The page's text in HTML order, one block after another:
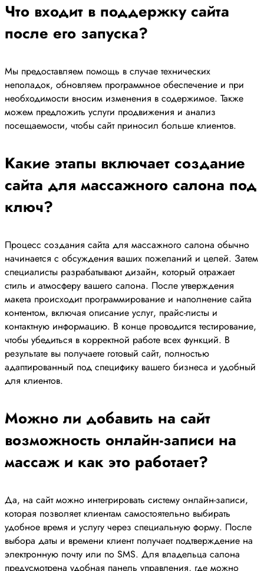
Что входит в поддержку сайта
после его запуска?
Мы предоставляем помощь в случае технических
неполадок, обновляем программное обеспечение и при
необходимости вносим изменения в содержимое. Также
можем предложить услуги продвижения и анализ
посещаемости, чтобы сайт приносил больше клиентов.
Какие этапы включает создание
сайта для массажного салона под
ключ?
Процесс создания сайта для массажного салона обычно
начинается с обсуждения ваших пожеланий и целей. Затем
специалисты разрабатывают дизайн, который отражает
стиль и атмосферу вашего салона. После утверждения
макета происходит программирование и наполнение сайта
контентом, включая описание услуг, прайс-листы и
контактную информацию. В конце проводится тестирование,
чтобы убедиться в корректной работе всех функций. В
результате вы получаете готовый сайт, полностью
адаптированный под специфику вашего бизнеса и удобный
для клиентов.
Можно ли добавить на сайт
возможность онлайн-записи на
массаж и как это работает?
Да, на сайт можно интегрировать систему онлайн-записи,
которая позволяет клиентам самостоятельно выбирать
удобное время и услугу через специальную форму. После
выбора даты и времени клиент получает подтверждение на
электронную почту или по SMS. Для владельца салона
предусмотрена удобная панель управления, где можно